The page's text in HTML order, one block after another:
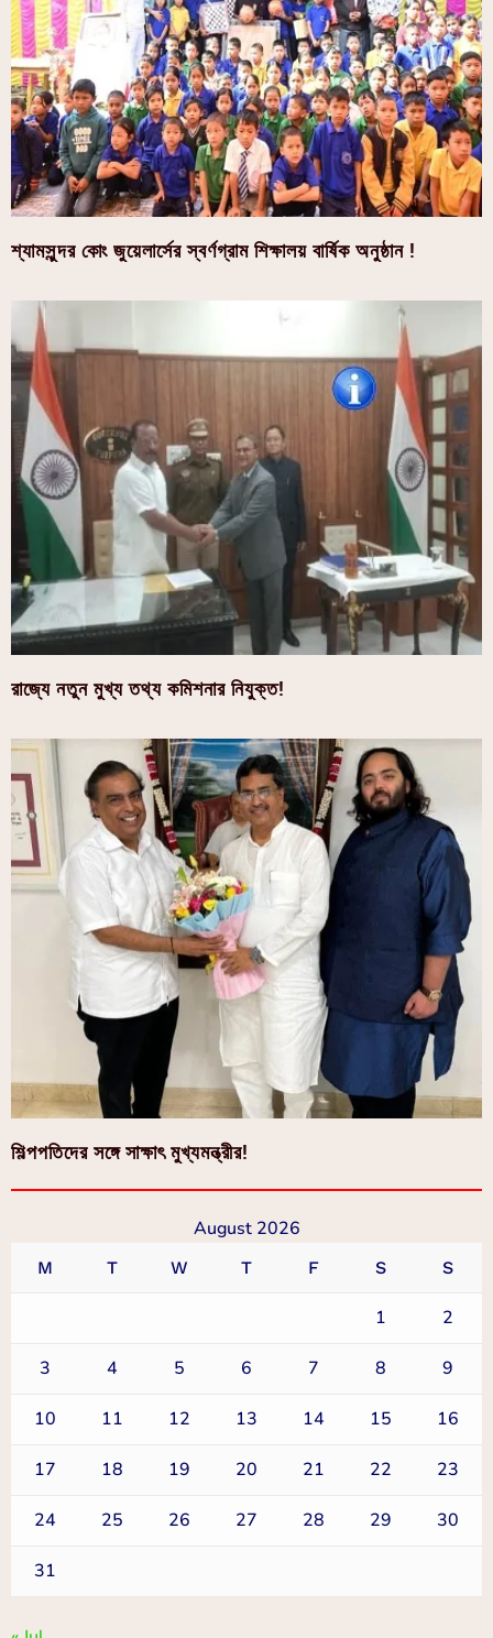
শ্যামসুন্দর কোং জুয়েলার্সের স্বর্ণগ্রাম শিক্ষালয় বার্ষিক অনুষ্ঠান !
রাজ্যে নতুন মুখ্য তথ্য কমিশনার নিযুক্ত!
শিল্পপতিদের সঙ্গে সাক্ষাৎ মুখ্যমন্ত্রীর!
August 2026
M T W T F S S
1 2
3 4 5 6 7 8 9
10 11 12 13 14 15 16
17 18 19 20 21 22 23
24 25 26 27 28 29 30
31